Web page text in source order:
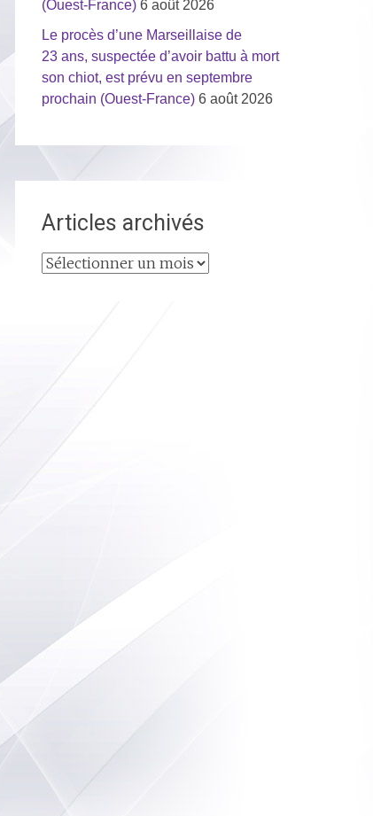
(Ouest-France) 6 août 2026
Le procès d’une Marseillaise de
23 ans, suspectée d’avoir battu à mort
son chiot, est prévu en septembre
prochain (Ouest-France) 6 août 2026
Articles archivés
Articles